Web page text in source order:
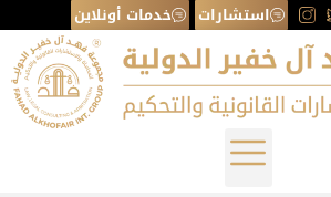
استشارات خدمات أونلاين